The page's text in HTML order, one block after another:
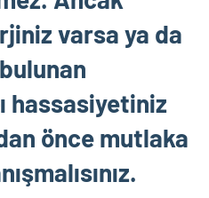
varsa ya da
hassasiyetiniz
önce mutlaka